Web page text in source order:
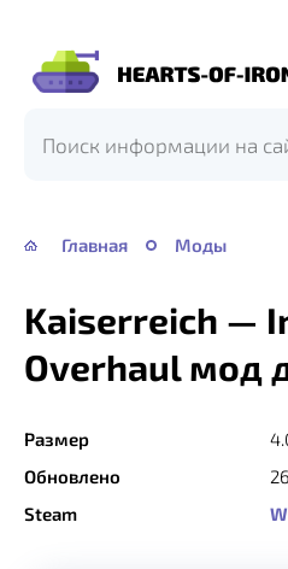
Hearts
Iron
Главная Моды
Kaiserreich —
Overhaul мод
Размер
Обновлено
Steam